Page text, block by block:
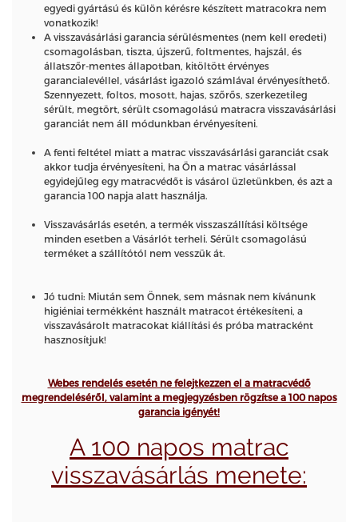
egyedi gyártású és külön kérésre készített matracokra nem
vonatkozik!
A visszavásárlási garancia sérülésmentes (nem kell eredeti)
csomagolásban, tiszta, újszerű, foltmentes, hajszál, és
állatszőr-mentes állapotban, kitöltött érvényes
garancialevéllel, vásárlást igazoló számlával érvényesíthető.
Szennyezett, foltos, mosott, hajas, szőrős, szerkezetileg
sérült, megtört, sérült csomagolású matracra visszavásárlási
garanciát nem áll módunkban érvényesíteni.
A fenti feltétel miatt a matrac visszavásárlási garanciát csak
akkor tudja érvényesíteni, ha Ön a matrac vásárlással
egyidejűleg egy matracvédőt is vásárol üzletünkben, és azt a
garancia 100 napja alatt használja.
Visszavásárlás esetén, a termék visszaszállítási költsége
minden esetben a Vásárlót terheli. Sérült csomagolású
terméket a szállítótól nem vesszük át.
Jó tudni: Miután sem Önnek, sem másnak nem kívánunk
higiéniai termékként használt matracot értékesíteni, a
visszavásárolt matracokat kiállítási és próba matracként
hasznosítjuk!
Webes rendelés esetén ne felejtkezzen el a matracvédő
megrendeléséről, valamint a megjegyzésben rögzítse a 100 napos
garancia igényét!
A 100 napos matrac
visszavásárlás menete: